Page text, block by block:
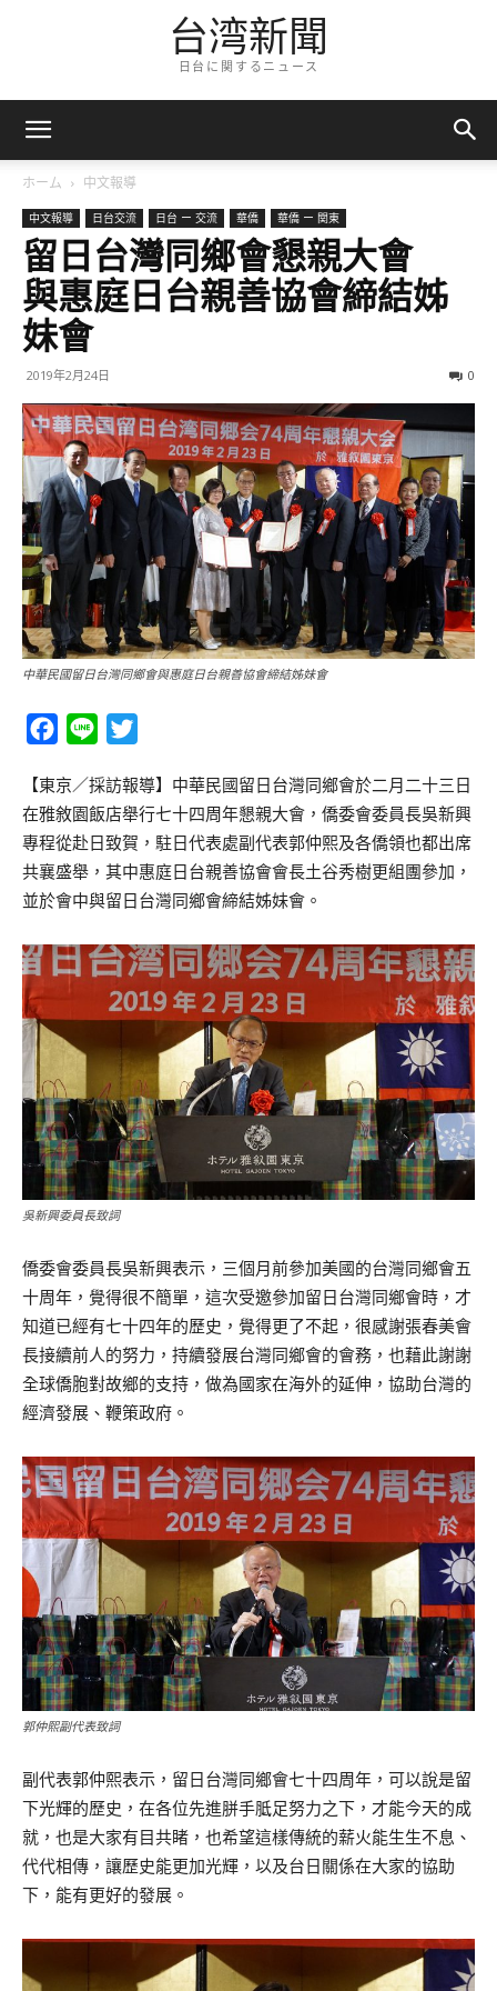
台湾新聞
日台に関するニュース
ホーム 中文報導
中文報導 日台交流 日台 ー 交流 華僑 華僑 ー 関東
留日台灣同鄉會懇親大會
與惠庭日台親善協會締結姊
妹會
2019年2月24日 0
中華民國留日台灣同鄉會與惠庭日台親善協會締結姊妹會
Facebook
Line
【東京／採訪報導】中華民國留日台灣同鄉會於二月二十三日
在雅敘園飯店舉行七十四周年懇親大會，僑委會委員長吳新興
專程從赴日致賀，駐日代表處副代表郭仲熙及各僑領也都出席
共襄盛舉，其中惠庭日台親善協會會長土谷秀樹更組團參加，
並於會中與留日台灣同鄉會締結姊妹會。
吳新興委員長致詞
僑委會委員長吳新興表示，三個月前參加美國的台灣同鄉會五
十周年，覺得很不簡單，這次受邀參加留日台灣同鄉會時，才
知道已經有七十四年的歷史，覺得更了不起，很感謝張春美會
長接續前人的努力，持續發展台灣同鄉會的會務，也藉此謝謝
全球僑胞對故鄉的支持，做為國家在海外的延伸，協助台灣的
經濟發展、鞭策政府。
郭仲熙副代表致詞
副代表郭仲熙表示，留日台灣同鄉會七十四周年，可以說是留
下光輝的歷史，在各位先進胼手胝足努力之下，才能今天的成
就，也是大家有目共睹，也希望這樣傳統的薪火能生生不息、
代代相傳，讓歷史能更加光輝，以及台日關係在大家的協助
下，能有更好的發展。